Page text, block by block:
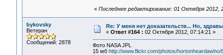
« Последнее редактирование: 01 Октября 2012,
bykovsky
Ветеран
Сообщений: 2878
Re: У меня нет доказательств... Но,
« Ответ #164 : 02 Октября 2012, 07:14:21 »
Фото NASA JPL
15 мб http://www.flickr.com/photos/